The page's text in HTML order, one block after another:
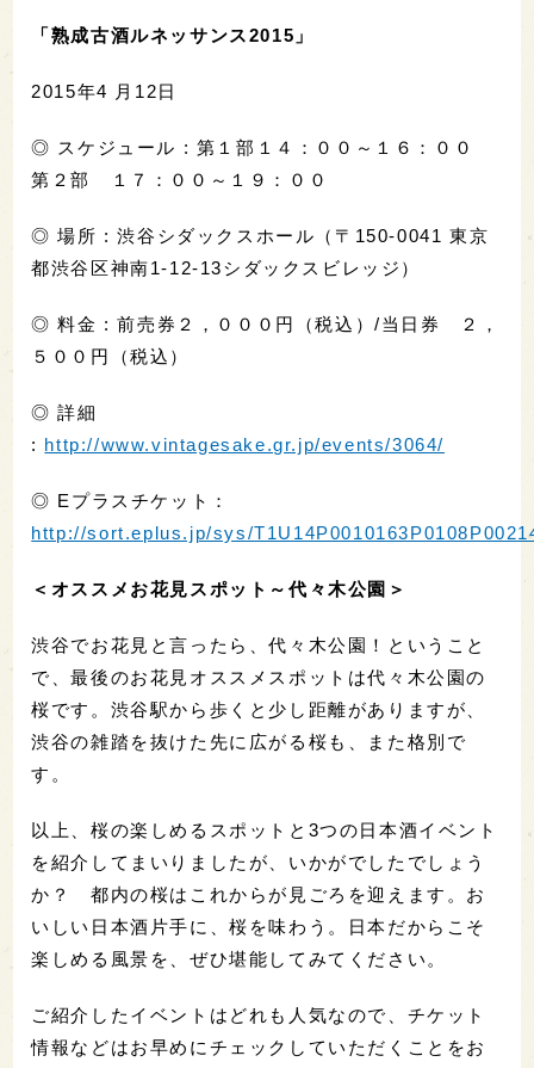
「熟成古酒ルネッサンス2015」
2015年4 月12日
◎ スケジュール : 第１部１４：００～１６：００
第２部 １７：００～１９：００
◎ 場所 : 渋谷シダックスホール（〒150-0041 東京
都渋谷区神南1-12-13シダックスビレッジ）
◎ 料金 : 前売券２，０００円（税込）/当日券 ２，
５００円（税込）
◎ 詳細
: http://www.vintagesake.gr.jp/events/3064/
◎ Eプラスチケット：
http://sort.eplus.jp/sys/
＜オススメお花見スポット～代々木公園＞
渋谷でお花見と言ったら、代々木公園！ということ
で、最後のお花見オススメスポットは代々木公園の
桜です。渋谷駅から歩くと少し距離がありますが、
渋谷の雑踏を抜けた先に広がる桜も、また格別で
す。
以上、桜の楽しめるスポットと3つの日本酒イベント
を紹介してまいりましたが、いかがでしたでしょう
か？ 都内の桜はこれからが見ごろを迎えます。お
いしい日本酒片手に、桜を味わう。日本だからこそ
楽しめる風景を、ぜひ堪能してみてください。
ご紹介したイベントはどれも人気なので、チケット
情報などはお早めにチェックしていただくことをお